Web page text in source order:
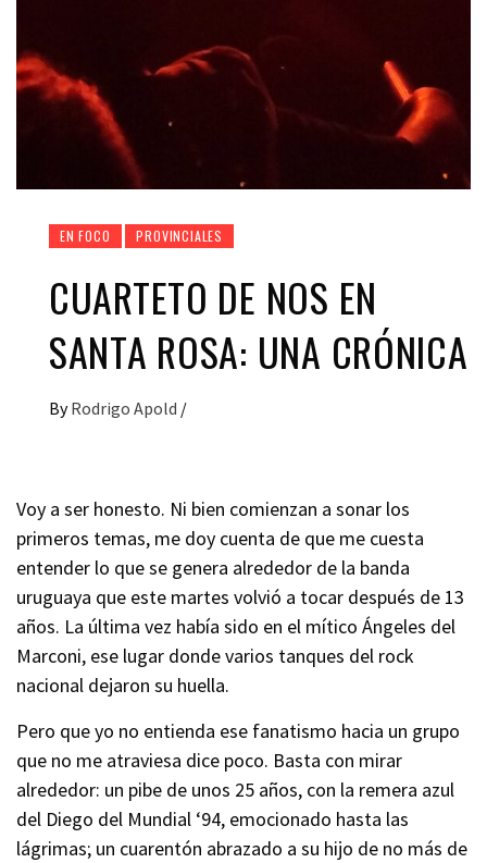
EN FOCO PROVINCIALES
CUARTETO DE NOS EN
SANTA ROSA: UNA CRÓNICA
By Rodrigo Apold /
Voy a ser honesto. Ni bien comienzan a sonar los
primeros temas, me doy cuenta de que me cuesta
entender lo que se genera alrededor de la banda
uruguaya que este martes volvió a tocar después de 13
años. La última vez había sido en el mítico Ángeles del
Marconi, ese lugar donde varios tanques del rock
nacional dejaron su huella.
Pero que yo no entienda ese fanatismo hacia un grupo
que no me atraviesa dice poco. Basta con mirar
alrededor: un pibe de unos 25 años, con la remera azul
del Diego del Mundial ‘94, emocionado hasta las
lágrimas; un cuarentón abrazado a su hijo de no más de